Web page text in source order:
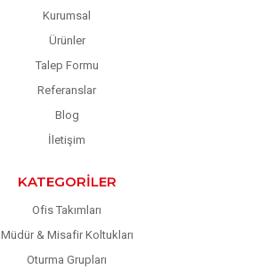
Kurumsal
Ürünler
Talep Formu
Referanslar
Blog
İletişim
KATEGORILER
Ofis Takımları
Müdür & Misafir Koltukları
Oturma Grupları